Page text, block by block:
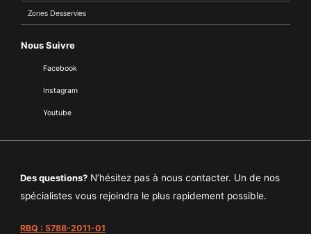
Zones Desservies
Nous Suivre
Facebook
Instagram
Youtube
Des questions?N’hésitez pas à nous contacter. Un de nos
spécialistes vous rejoindra le plus rapidement possible.
RBQ : 5788-2011-01